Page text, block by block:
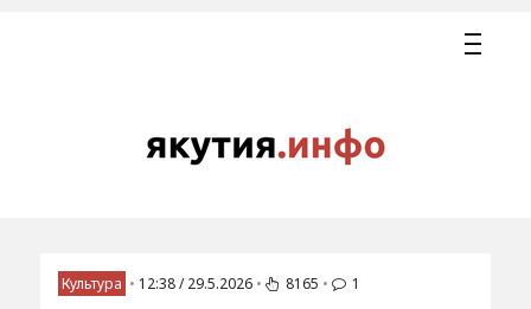
Культура • 12:38 / 29.5.2026 • 8165 • 1